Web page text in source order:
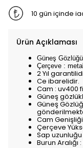
10 gün içinde
Ürün Açıklaması
Güneş Gözlüğü
Çerçeve :
2 Yıl
Ce ibarelidir.
Cam : uv400
Güneş
Güneş
Cam
Çerçeve
Sap uzunluğu
Burun Aralığı